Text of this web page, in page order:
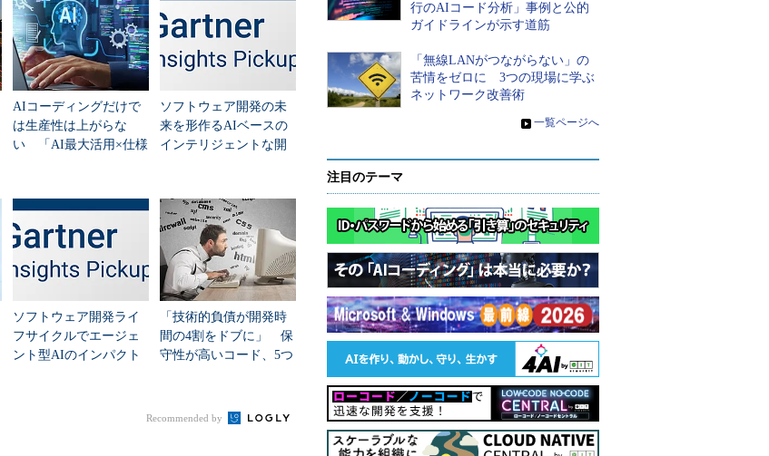
AIコーディングだけで
は生産性は上がらな
い 「AI最大活用×仕様
ソフトウェア開発の未
来を形作るAIベースの
インテリジェントな開
ソフトウェア開発ライ
フサイクルでエージェ
ント型AIのインパクト
「技術的負債が開発時
間の4割をドブに」 保
守性が高いコード、5つ
Recommended by
行のAIコード分析」事例と公的
ガイドラインが示す道筋
「無線LANがつながらない」の
苦情をゼロに 3つの現場に学ぶ
ネットワーク改善術
» 一覧ページへ
注目のテーマ